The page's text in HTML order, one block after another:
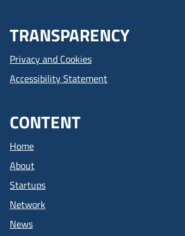
TRANSPARENCY
Privacy and Cookies
Accessibility Statement
CONTENT
Home
About
Startups
Network
News